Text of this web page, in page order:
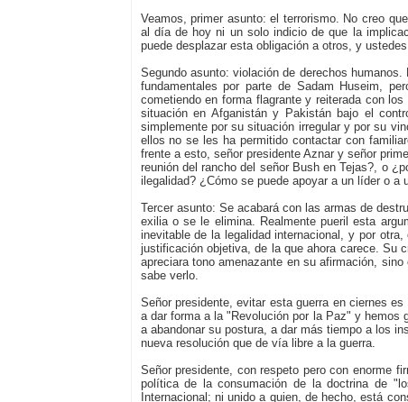
Veamos, primer asunto: el terrorismo. No creo
al día de hoy ni un solo indicio de que la
puede desplazar esta obligación a otros, y
Segundo asunto: violación de derechos
fundamentales por parte de Sadam Huseim,
cometiendo en forma flagrante y reiterada con
situación en Afganistán y Pakistán bajo el
simplemente por su situación irregular y por su
ellos no se les ha permitido contactar con
frente a esto, señor presidente Aznar y señor
reunión del rancho del señor Bush en Tejas?, o
ilegalidad? ¿Cómo se puede apoyar a un líder o
Tercer asunto: Se acabará con las armas de
exilia o se le elimina. Realmente pueril esta
inevitable de la legalidad internacional, y por
justificación objetiva, de la que ahora carece. Su
apreciara tono amenazante en su afirmación,
sabe verlo.
Señor presidente, evitar esta guerra en ciernes
a dar forma a la "Revolución por la Paz" y hemos
a abandonar su postura, a dar más tiempo a los
nueva resolución que de vía libre a la guerra.
Señor presidente, con respeto pero con enorme
política de la consumación de la doctrina de
Internacional; ni unido a quien, de hecho, está